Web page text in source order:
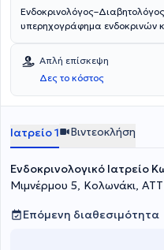
υπερηχογράφημα ενδοκρινών
Απλή επίσκεψη
Δες το κόστος
Ιατρείο 1 Βιντεοκλήση
Ενδοκρινολογικό Ιατρείο
Μιμνέρμου 5, Κολωνάκι,
Επόμενη διαθεσιμότητα